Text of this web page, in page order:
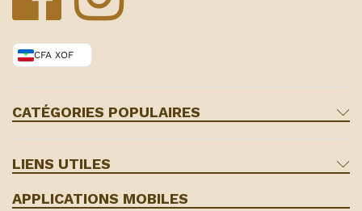
CFA XOF
CATÉGORIES POPULAIRES
LIENS UTILES
APPLICATIONS MOBILES